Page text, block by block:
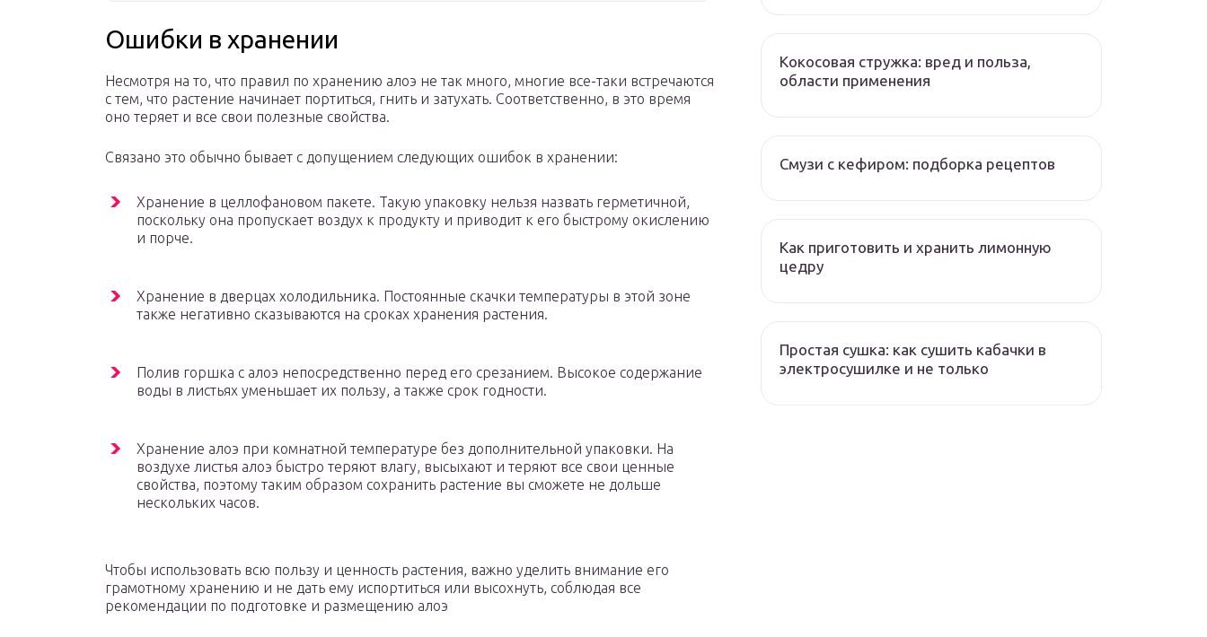
Ошибки в хранении
Несмотря на то, что правил по хранению алоэ не так много, многие все-таки встречаются
с тем, что растение начинает портиться, гнить и затухать. Соответственно, в это время
оно теряет и все свои полезные свойства.
Связано это обычно бывает с допущением следующих ошибок в хранении:
Хранение в целлофановом пакете. Такую упаковку нельзя назвать герметичной,
поскольку она пропускает воздух к продукту и приводит к его быстрому окислению
и порче.
Хранение в дверцах холодильника. Постоянные скачки температуры в этой зоне
также негативно сказываются на сроках хранения растения.
Полив горшка с алоэ непосредственно перед его срезанием. Высокое содержание
воды в листьях уменьшает их пользу, а также срок годности.
Хранение алоэ при комнатной температуре без дополнительной упаковки. На
воздухе листья алоэ быстро теряют влагу, высыхают и теряют все свои ценные
свойства, поэтому таким образом сохранить растение вы сможете не дольше
нескольких часов.
Чтобы использовать всю пользу и ценность растения, важно уделить внимание его
грамотному хранению и не дать ему испортиться или высохнуть, соблюдая все
рекомендации по подготовке и размещению алоэ
Кокосовая стружка: вред и польза,
области применения
Смузи с кефиром: подборка рецептов
Как приготовить и хранить лимонную
цедру
Простая сушка: как сушить кабачки в
электросушилке и не только